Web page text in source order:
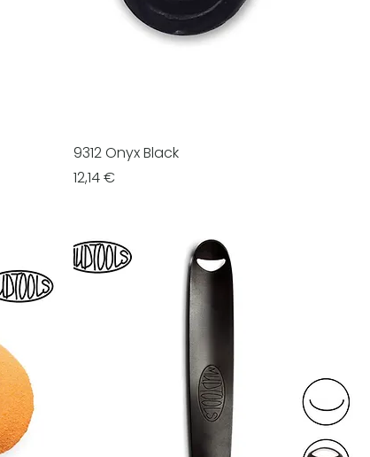
9312 Onyx Black
Prezzo
12,14 €